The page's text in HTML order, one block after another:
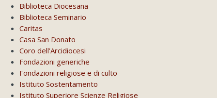
Biblioteca Diocesana
Biblioteca Seminario
Caritas
Casa San Donato
Coro dell’Arcidiocesi
Fondazioni generiche
Fondazioni religiose e di culto
Istituto Sostentamento
Istituto Superiore Scienze Religiose